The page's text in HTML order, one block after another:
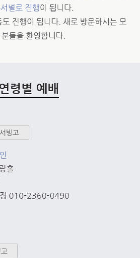
별로 진행이 됩니다.
진행이 됩니다. 새로 방문하시는 모
들을 환영합니다.
령별 예배
서빙고
홀
장 010-2360-0490